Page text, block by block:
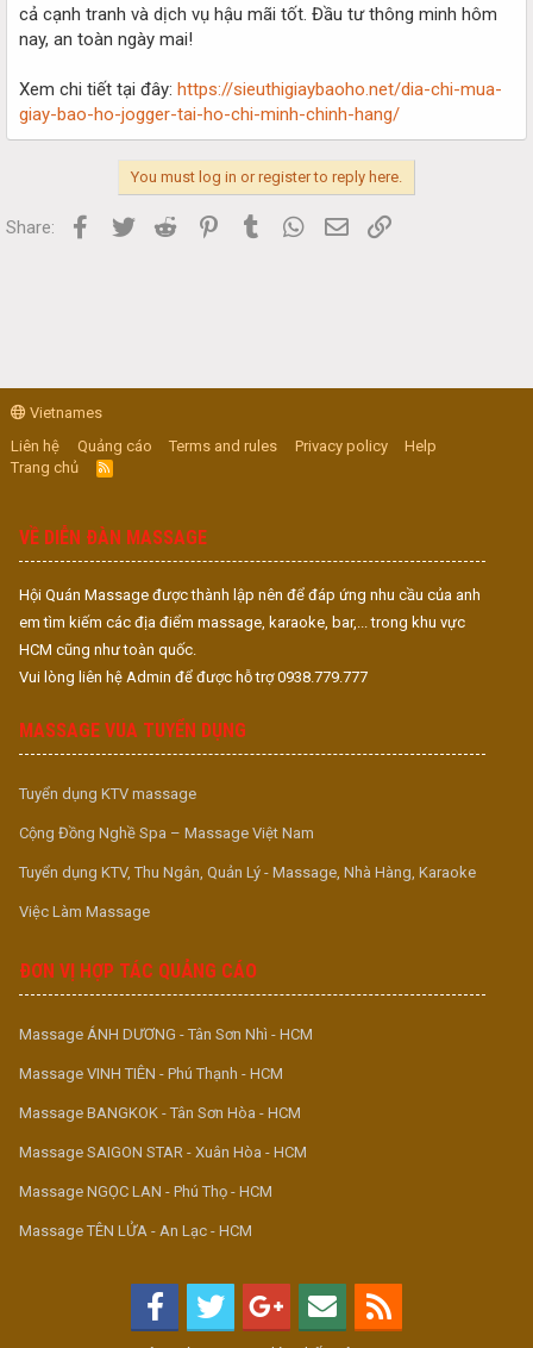
cả cạnh tranh và dịch vụ hậu mãi tốt. Đầu tư thông minh hôm
nay, an toàn ngày mai!
Xem chi tiết tại đây: https://sieuthigiaybaoho.net/dia-chi-mua-
giay-bao-ho-jogger-tai-ho-chi-minh-chinh-hang/
You must log in or register to reply here.
Share: Facebook
Twitter Reddit PinterestTumblr WhatsApp
Email
Vietnames
Liên hệ
Quảng cáo Terms and rules Privacy policy
Help
Trang chủ
R
S
VỀ DIỄN ĐÀN MASSAGE
Hội Quán Massage được thành lập nên để đáp ứng nhu cầu của anh
em tìm kiếm các địa điểm massage, karaoke, bar,... trong khu vực
HCM cũng như toàn quốc.
Vui lòng liên hệ Admin để được hỗ trợ 0938.779.777
MASSAGE VUA TUYỂN DỤNG
Tuyển dụng KTV massage
Cộng Đồng Nghề Spa – Massage Việt Nam
Tuyển dụng KTV, Thu Ngân, Quản Lý - Massage, Nhà Hàng, Karaoke
Việc Làm Massage
ĐƠN VỊ HỢP TÁC QUẢNG CÁO
Massage ÁNH DƯƠNG - Tân Sơn Nhì - HCM
Massage VINH TIÊN - Phú Thạnh - HCM
Massage BANGKOK - Tân Sơn Hòa - HCM
Massage SAIGON STAR - Xuân Hòa - HCM
Massage NGỌC LAN - Phú Thọ - HCM
Massage TÊN LỬA - An Lạc - HCM